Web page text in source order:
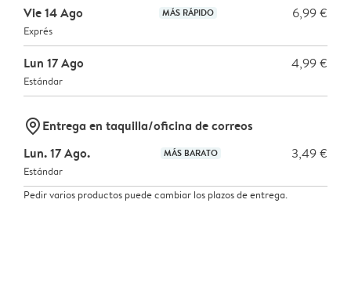
Vie 14 Ago
MÁS RÁPIDO 6,99 €
Exprés
Lun 17 Ago 4,99 €
Estándar
marker-pinEntrega en taquilla/oficina de correos
Lun. 17 Ago.
MÁS BARATO 3,49 €
Estándar
Pedir varios productos puede cambiar los plazos de entrega.